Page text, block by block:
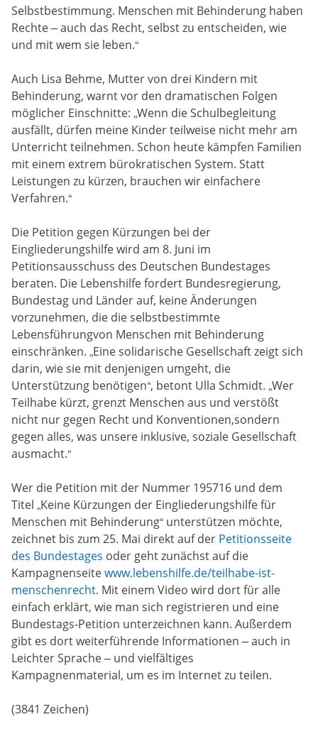
Selbstbestimmung. Menschen mit Behinderung haben
Rechte – auch das Recht, selbst zu entscheiden, wie
und mit wem sie leben.“
Auch Lisa Behme, Mutter von drei Kindern mit
Behinderung, warnt vor den dramatischen Folgen
möglicher Einschnitte: „Wenn die Schulbegleitung
ausfällt, dürfen meine Kinder teilweise nicht mehr am
Unterricht teilnehmen. Schon heute kämpfen Familien
mit einem extrem bürokratischen System. Statt
Leistungen zu kürzen, brauchen wir einfachere
Verfahren.“
Die Petition gegen Kürzungen bei der
Eingliederungshilfe wird am 8. Juni im
Petitionsausschuss des Deutschen Bundestages
beraten. Die Lebenshilfe fordert Bundesregierung,
Bundestag und Länder auf, keine Änderungen
vorzunehmen, die die selbstbestimmte
Lebensführungvon Menschen mit Behinderung
einschränken. „Eine solidarische Gesellschaft zeigt sich
darin, wie sie mit denjenigen umgeht, die
Unterstützung benötigen“, betont Ulla Schmidt. „Wer
Teilhabe kürzt, grenzt Menschen aus und verstößt
nicht nur gegen Recht und Konventionen,sondern
gegen alles, was unsere inklusive, soziale Gesellschaft
ausmacht.“
Wer die Petition mit der Nummer 195716 und dem
Titel „Keine Kürzungen der Eingliederungshilfe für
Menschen mit Behinderung“ unterstützen möchte,
zeichnet bis zum 25. Mai direkt auf der Petitionsseite
des Bundestages oder geht zunächst auf die
Kampagnenseitewww.lebenshilfe.de/teilhabe-ist-
menschenrecht. Mit einem Video wird dort für alle
einfach erklärt, wie man sich registrieren und eine
Bundestags-Petition unterzeichnen kann. Außerdem
gibt es dort weiterführende Informationen – auch in
Leichter Sprache – und vielfältiges
Kampagnenmaterial, um es im Internet zu teilen.
(3841 Zeichen)